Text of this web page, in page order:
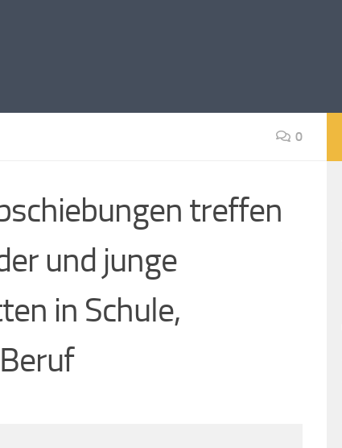
0
treffen
und junge
in Schule,